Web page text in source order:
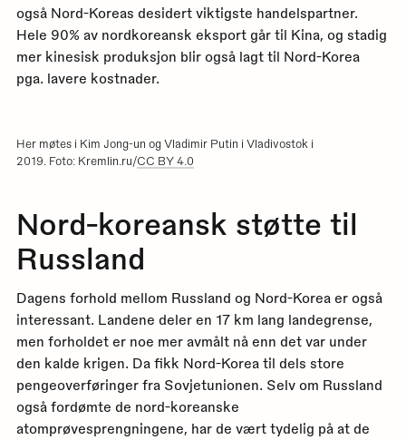
også Nord-Koreas desidert viktigste handelspartner.
Hele 90% av nordkoreansk eksport går til Kina, og stadig
mer kinesisk produksjon blir også lagt til Nord-Korea
pga. lavere kostnader.
Her møtes i Kim Jong-un og Vladimir Putin i Vladivostok i
2019. Foto: Kremlin.ru/CC BY 4.0
Nord-koreansk støtte til
Russland
Dagens forhold mellom Russland og Nord-Korea er også
interessant. Landene deler en 17 km lang landegrense,
men forholdet er noe mer avmålt nå enn det var under
den kalde krigen. Da fikk Nord-Korea til dels store
pengeoverføringer fra Sovjetunionen. Selv om Russland
også fordømte de nord-koreanske
atomprøvesprengningene, har de vært tydelig på at de